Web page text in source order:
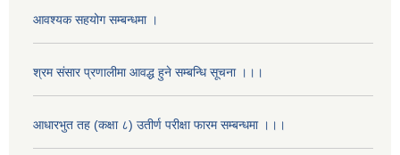
आवश्यक सहयोग सम्बन्धमा ।
श्रम संसार प्रणालीमा आवद्ध हुने सम्बन्धि सूचना ।।।
आधारभुत तह (कक्षा ८) उतीर्ण परीक्षा फारम सम्बन्धमा ।।।